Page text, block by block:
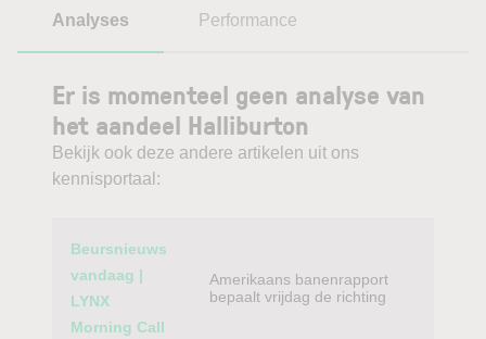
Analyses Performance
Er is momenteel geen analyse van
het aandeel Halliburton
Bekijk ook deze andere artikelen uit ons
kennisportaal:
Category
Beursnieuws
vandaag |
LYNX
Morning Call
Amerikaans banenrapport
bepaalt vrijdag de richting